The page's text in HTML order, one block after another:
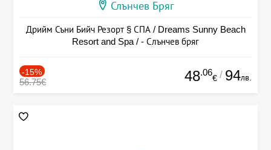
Слънчев Бряг
Дрийм Съни Бийч Резорт § СПА / Dreams Sunny Beach
Resort and Spa / - Слънчев бряг
-15%
56.75€ 48.06
€ / 94лв.